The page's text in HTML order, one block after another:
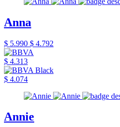
Anna
$ 5.990 $ 4.792
$ 4.313
$ 4.074
Annie